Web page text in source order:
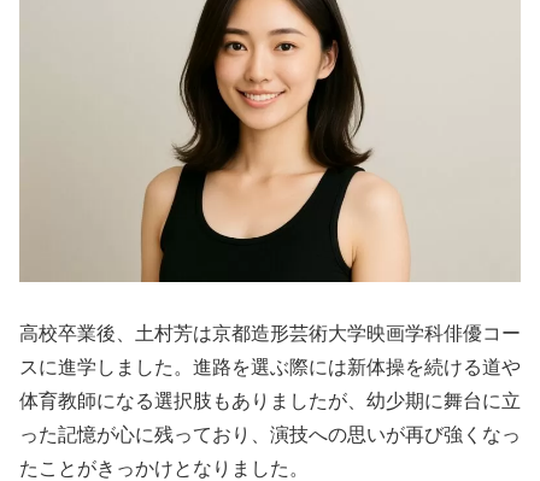
高校卒業後、土村芳は京都造形芸術大学映画学科俳優コー
スに進学しました。進路を選ぶ際には新体操を続ける道や
体育教師になる選択肢もありましたが、幼少期に舞台に立
った記憶が心に残っており、演技への思いが再び強くなっ
たことがきっかけとなりました。